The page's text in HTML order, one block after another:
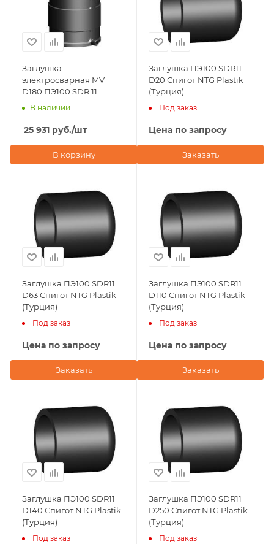
Заглушка
электросварная MV
D180 ПЭ100 SDR 11
FRIALEN (Германия)
В наличии
25 931 руб./шт
В корзину
Заглушка ПЭ100 SDR11
D20 Спигот NTG Plastik
(Турция)
Под заказ
Цена по запросу
Заказать
Заглушка ПЭ100 SDR11
D63 Спигот NTG Plastik
(Турция)
Под заказ
Цена по запросу
Заказать
Заглушка ПЭ100 SDR11
D110 Спигот NTG Plastik
(Турция)
Под заказ
Цена по запросу
Заказать
Заглушка ПЭ100 SDR11
D140 Спигот NTG Plastik
(Турция)
Под заказ
Заглушка ПЭ100 SDR11
D250 Спигот NTG Plastik
(Турция)
Под заказ